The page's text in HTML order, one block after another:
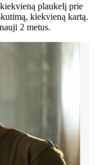
plaukelį prie
kiekvieną kartą.
2 metus.